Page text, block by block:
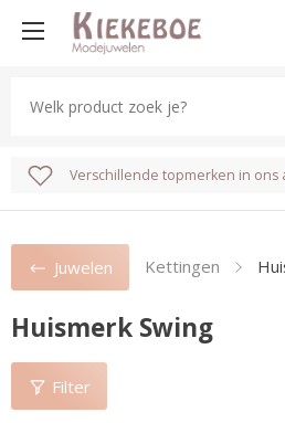
Gratis verzending vanaf € 75
Reeds 35 jaar ervaring
Verschillende topmerken in ons
Juwelen Kettingen
Huismerk Swing
Filter